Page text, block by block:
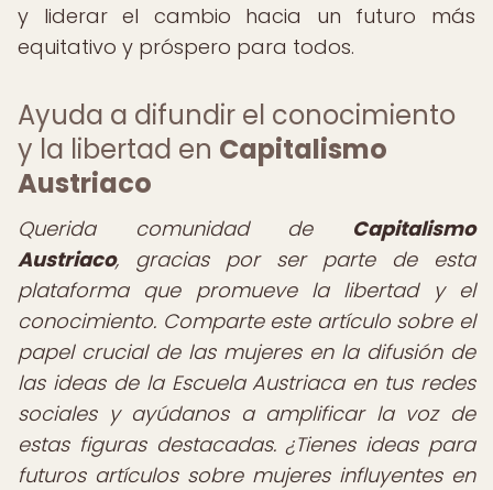
y liderar el cambio hacia un futuro más
equitativo y próspero para todos.
Ayuda a difundir el conocimiento
y la libertad en Capitalismo
Austriaco
Querida comunidad de Capitalismo
Austriaco, gracias por ser parte de esta
plataforma que promueve la libertad y el
conocimiento. Comparte este artículo sobre el
papel crucial de las mujeres en la difusión de
las ideas de la Escuela Austriaca en tus redes
sociales y ayúdanos a amplificar la voz de
estas figuras destacadas. ¿Tienes ideas para
futuros artículos sobre mujeres influyentes en